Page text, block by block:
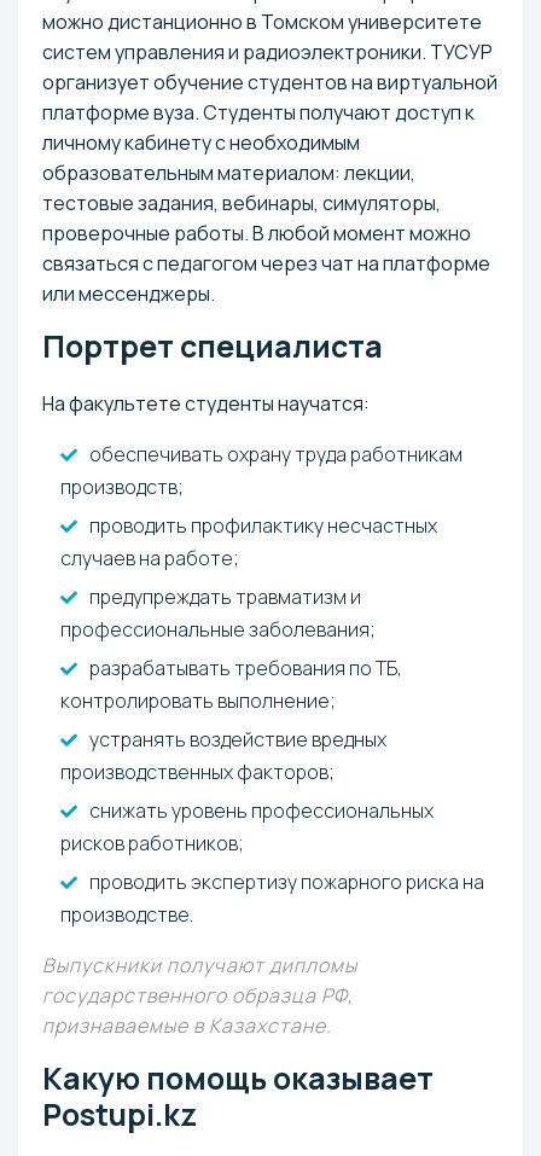
можно дистанционно в Томском университете
систем управления и радиоэлектроники. ТУСУР
организует обучение студентов на виртуальной
платформе вуза. Студенты получают доступ к
личному кабинету с необходимым
образовательным материалом: лекции,
тестовые задания, вебинары, симуляторы,
проверочные работы. В любой момент можно
связаться с педагогом через чат на платформе
или мессенджеры.
Портрет специалиста
На факультете студенты научатся:
обеспечивать охрану труда работникам
производств;
проводить профилактику несчастных
случаев на работе;
предупреждать травматизм и
профессиональные заболевания;
разрабатывать требования по ТБ,
контролировать выполнение;
устранять воздействие вредных
производственных факторов;
снижать уровень профессиональных
рисков работников;
проводить экспертизу пожарного риска на
производстве.
Выпускники получают дипломы
государственного образца РФ,
признаваемые в Казахстане.
Какую помощь оказывает
Postupi.kz